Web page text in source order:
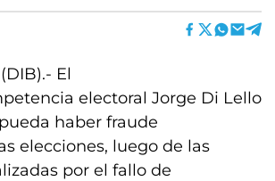
El
electoral Jorge Di Lello
haber fraude
elecciones, luego de las
por el fallo de